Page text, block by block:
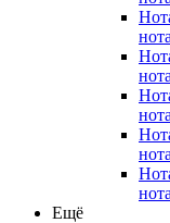
Ещё